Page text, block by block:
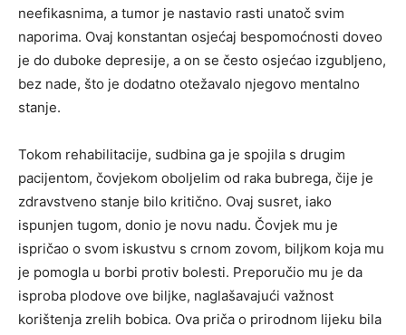
neefikasnima, a tumor je nastavio rasti unatoč svim
naporima. Ovaj konstantan osjećaj bespomoćnosti doveo
je do duboke depresije, a on se često osjećao izgubljeno,
bez nade, što je dodatno otežavalo njegovo mentalno
stanje.
Tokom rehabilitacije, sudbina ga je spojila s drugim
pacijentom, čovjekom oboljelim od raka bubrega, čije je
zdravstveno stanje bilo kritično. Ovaj susret, iako
ispunjen tugom, donio je novu nadu. Čovjek mu je
ispričao o svom iskustvu s crnom zovom, biljkom koja mu
je pomogla u borbi protiv bolesti. Preporučio mu je da
isproba plodove ove biljke, naglašavajući važnost
korištenja zrelih bobica. Ova priča o prirodnom lijeku bila